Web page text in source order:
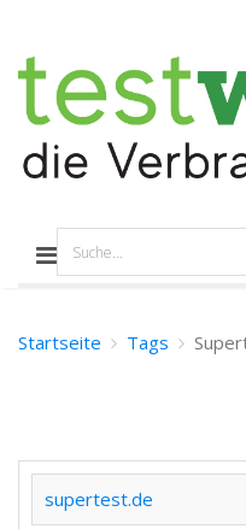
Startseite Tags
supertest.de